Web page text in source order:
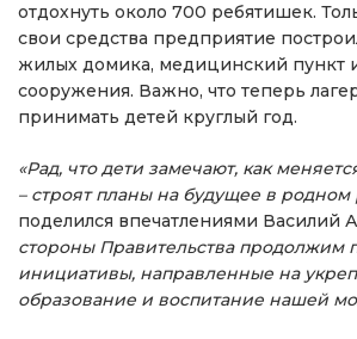
отдохнуть около 700 ребятишек.
свои средства предприятие
жилых домика, медицинский пункт
сооружения. Важно, что теперь
принимать детей круглый год.
«Рад, что дети замечают, как
– строят планы на будущее в родном
поделился впечатлениями Василий
стороны Правительства продолжим
инициативы, направленные на
образование и воспитание нашей